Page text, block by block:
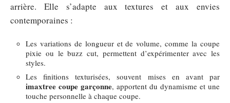
arrière. Elle s’adapte aux textures et aux envies
contemporaines :
Les variations de longueur et de volume, comme la coupe
pixie ou le buzz cut, permettent d’expérimenter avec les
styles.
Les finitions texturisées, souvent mises en avant par
imaxtree coupe garçonne, apportent du dynamisme et une
touche personnelle à chaque coupe.